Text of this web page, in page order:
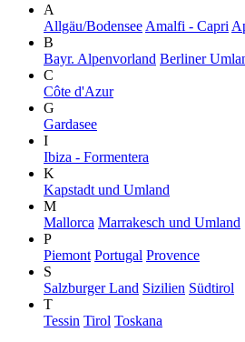
A
Allgäu/Bodensee Amalfi - Capri
B
Bayr. Alpenvorland Berliner
C
Côte d'Azur
G
Gardasee
I
Ibiza - Formentera
K
Kapstadt und Umland
M
Mallorca Marrakesch und Umland
P
Piemont Portugal Provence
S
Salzburger Land Sizilien Südtirol
T
Tessin Tirol Toskana